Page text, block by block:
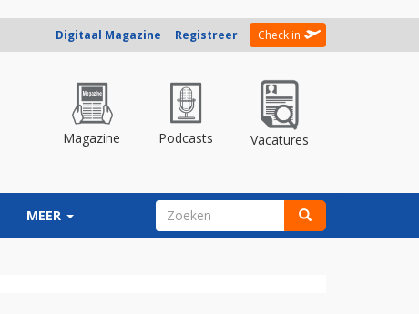
Digitaal Magazine Registreer Check in
Magazine Podcasts Vacatures
MEER ZOEKVELD